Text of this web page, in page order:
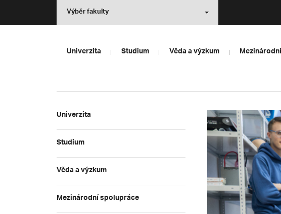
Výběr fakulty
Univerzita Studium Věda a výzkum
Univerzita
Studium
Věda a výzkum
Mezinárodní spolupráce